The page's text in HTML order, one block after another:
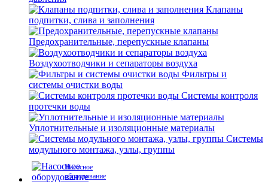
Клапаны
подпитки, слива и заполнения
Предохранительные, перепускные клапаны
Воздухоотводчики и сепараторы воздуха
Фильтры и
системы очистки воды
Системы контроля
протечки воды
Уплотнительные и изоляционные материалы
Системы
модульного монтажа, узлы, группы
Насосное
оборудование